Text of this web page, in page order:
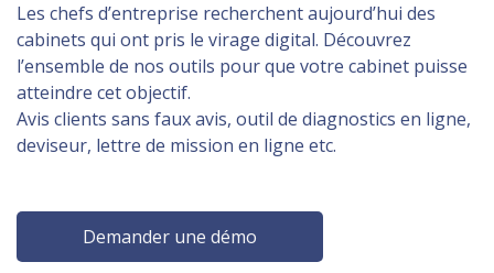
Les chefs d’entreprise recherchent aujourd’hui des
cabinets qui ont pris le virage digital. Découvrez
l’ensemble de nos outils pour que votre cabinet puisse
atteindre cet objectif.
Avis clients sans faux avis, outil de diagnostics en ligne,
deviseur, lettre de mission en ligne etc.
Demander une démo